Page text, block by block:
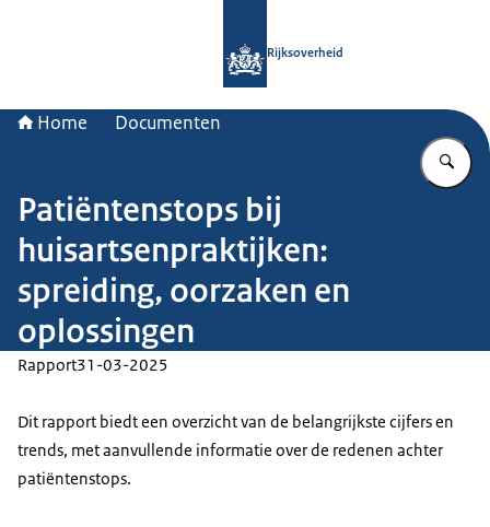
Rijksoverheid
Home Documenten
Patiëntenstops bij
huisartsenpraktijken:
spreiding, oorzaken en
oplossingen
Rapport31-03-2025
Dit rapport biedt een overzicht van de belangrijkste cijfers en
trends, met aanvullende informatie over de redenen achter
patiëntenstops.